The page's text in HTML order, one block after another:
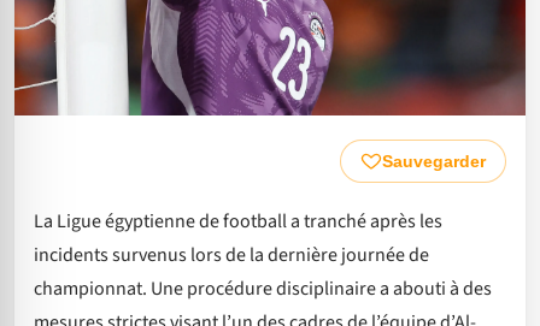
Sauvegarder
La Ligue égyptienne de football a tranché après les
incidents survenus lors de la dernière journée de
championnat. Une procédure disciplinaire a abouti à des